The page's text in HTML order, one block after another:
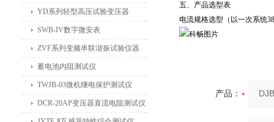
五、产品选型表
电流规格选型（以一次系统
产品：
YD系列轻型高压试验变压器
SWB-IV数字微安表
ZVF系列变频串联谐振试验仪器
蓄电池内阻测试仪
TWJB-03微机继电保护测试仪
DCR-20AP变压器直流电阻测试仪